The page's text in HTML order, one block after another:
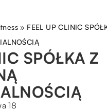
» FEEL UP CLINIC
SPÓŁKA Z
18